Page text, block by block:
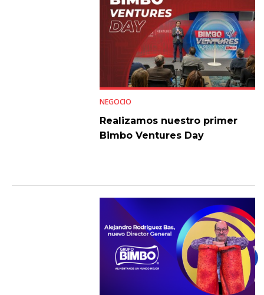
NEGOCIO
Realizamos nuestro primer
Bimbo Ventures Day